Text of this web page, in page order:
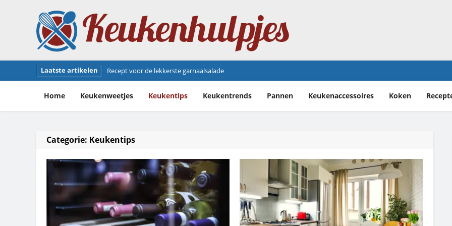
Laatste artikelen Jambonneau recept: zo bereid je deze heerlijke Franse klassieker
Home Keukenweetjes Keukentips Keukentrends Pannen Keukenaccessoires Koken
Categorie: Keukentips